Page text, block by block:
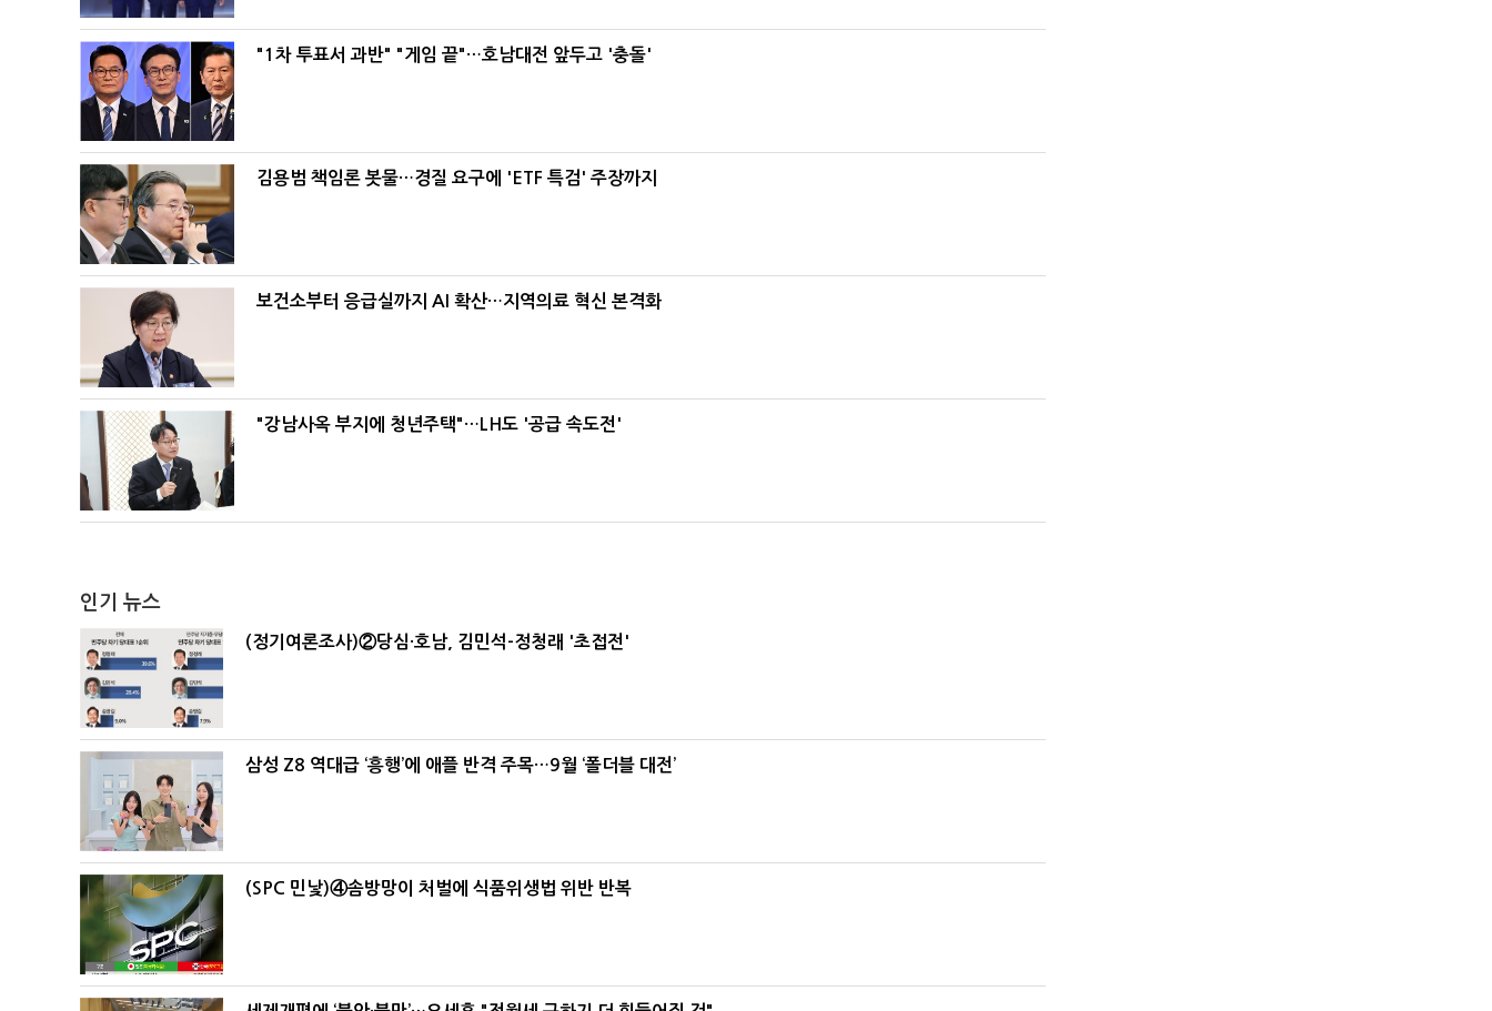
"1차 투표서 과반" "게임 끝"…호남대전 앞두고 '충돌'
김용범 책임론 봇물…경질 요구에 'ETF 특검' 주장까지
보건소부터 응급실까지 AI 확산…지역의료 혁신 본격화
"강남사옥 부지에 청년주택"…LH도 '공급 속도전'
인기 뉴스
(정기여론조사)②당심·호남, 김민석-정청래 '초접전'
삼성 Z8 역대급 ‘흥행’에 애플 반격 주목…9월 ‘폴더블 대전’
(SPC 민낯)④솜방망이 처벌에 식품위생법 위반 반복